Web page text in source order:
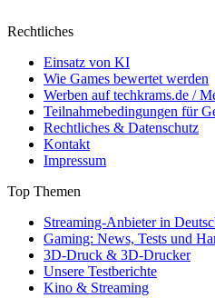
Rechtliches
Einsatz von KI
Wie Games bewertet werden
Werben auf techkrams.de /
Teilnahmebedingungen für
Rechtliches & Datenschutz
Kontakt
Impressum
Top Themen
Streaming-Anbieter in
Gaming: News, Tests und
3D-Druck & 3D-Drucker
Unsere Testberichte
Kino & Streaming